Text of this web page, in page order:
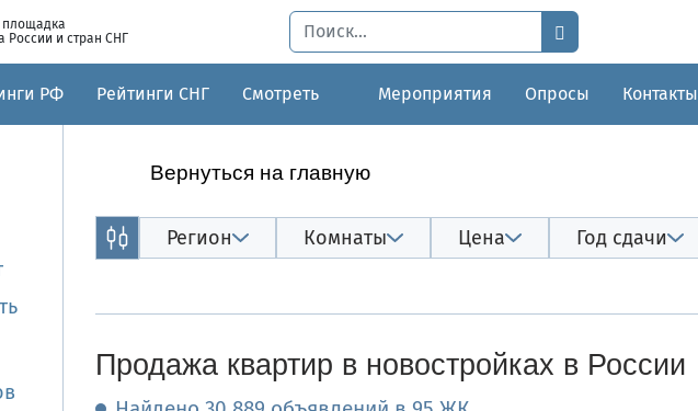
площадка
России и стран СНГ
РФ Рейтинги СНГ Смотреть Мероприятия Опросы Контакты
Вернуться на главную
Регион Комнаты Цена Год сдачи
Продажа квартир в новостройках в России